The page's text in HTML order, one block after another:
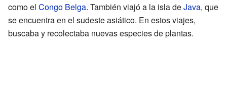
como el Congo Belga. También viajó a la isla deJava, que
se encuentra en el sudeste asiático. En estos viajes,
buscaba y recolectaba nuevas especies de plantas.